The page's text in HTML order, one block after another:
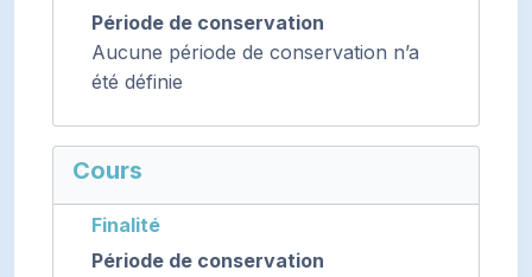
Période de conservation
Aucune période de conservation n’a
été définie
Cours
Finalité
Période de conservation